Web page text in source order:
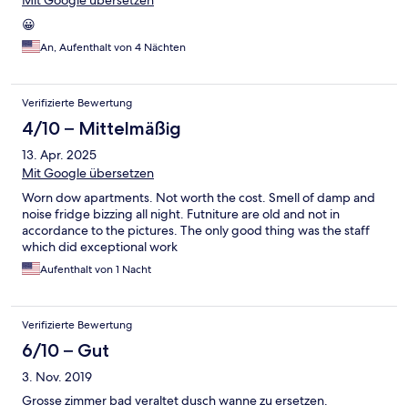
😀
An, Aufenthalt von 4 Nächten
Verifizierte Bewertung
4/10 – Mittelmäßig
13. Apr. 2025
Mit Google übersetzen
Worn dow apartments. Not worth the cost. Smell of damp and
noise fridge bizzing all night. Futniture are old and not in
accordance to the pictures. The only good thing was the staff
which did exceptional work
Aufenthalt von 1 Nacht
Verifizierte Bewertung
6/10 – Gut
3. Nov. 2019
Grosse zimmer bad veraltet dusch wanne zu ersetzen.